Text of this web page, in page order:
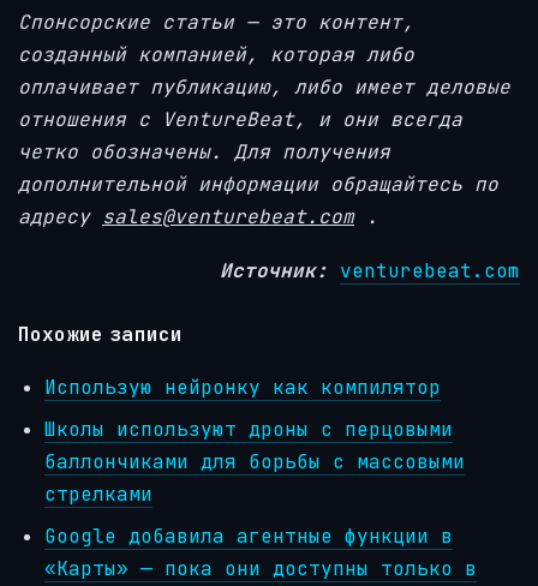
Спонсорские статьи — это контент,
созданный компанией, которая либо
оплачивает публикацию, либо имеет деловые
отношения с VentureBeat, и они всегда
четко обозначены. Для получения
дополнительной информации обращайтесь по
адресу sales@venturebeat.com .
Источник: venturebeat.com
Похожие записи
Использую нейронку как компилятор
Школы используют дроны с перцовыми
баллончиками для борьбы с массовыми
стрелками
Google добавила агентные функции в
«Карты» — пока они доступны только в